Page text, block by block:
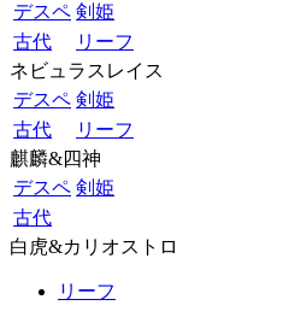
デスペ 剣姫
古代
リーフ
ネビュラスレイス
デスペ 剣姫
古代
リーフ
麒麟&四神
デスペ 剣姫
古代
白虎&カリオストロ
リーフ